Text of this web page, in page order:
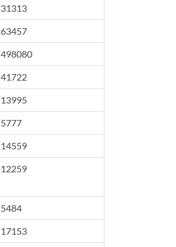
31313
63457
498080
41722
13995
5777
14559
12259
5484
17153